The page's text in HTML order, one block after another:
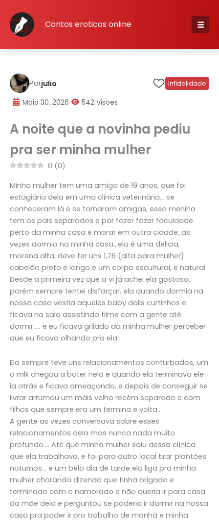
content
Contos eroticos online
Porjulio Infidelidade
Maio 30, 2026 542 Visões
A noite que a novinha pediu
pra ser minha mulher
0 (0)
Minha mulher tem uma amiga de 19 anos, que foi
estagiária dela em uma clinica veterinária… se
conheceram lá e se tornaram amigas, essa menina
tem os pais separados e por fazer fazer faculdade
perto da minha casa e morar em outra cidade, as
vezes dormia na minha casa…ela é uma delicia,
morena alta, deve ter uns 1,76 (alta para mulher)
cabelão preto e longo e um corpo escultural, e natural
Desde a primeira vez que a vi já achei ela gostosa,
porém sempre tentei disfarçar, ela quando dormia na
nossa casa vestia aqueles baby dolls curtinhos e
ficava na sala assistindo filme com a gente até
dormir….. e eu ficava grilado da minha mulher perceber
que eu ficava olhando pra ela
Ela sempre teve uns relacionamentos conturbados, um
o mlk chegou a bater nela e quando ela terminava ele
ia atrás e ficava ameaçando, e depois de conseguir se
livrar arrumou um mais velho recém separado e com
filhos que sempre era um termina e volta…
A gente as vezes conversava sobre esses
relacionamentos dela mas nunca nada muito
profundo…. Até que minha mulher saiu dessa clínica
que ela trabalhava, e foi para outro local tirar plantões
noturnos… e um belo dia de tarde ela liga pra minha
mulher chorando dizendo que tinha brigado e
terminado com o namorado e não queria ir para casa
da mãe dela e perguntou se poderia ir dormir na nossa
casa pra poder ir pro trabalho de manhã e minha